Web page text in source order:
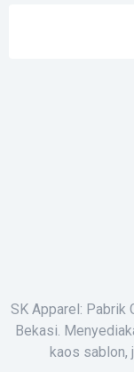
SK Apparel: Pabrik
Bekasi.
kaos sablon,